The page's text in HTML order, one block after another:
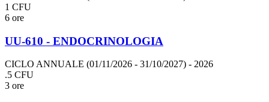
1 CFU
6 ore
UU-610 - ENDOCRINOLOGIA
CICLO ANNUALE (01/11/2026 - 31/10/2027) - 2026
.5 CFU
3 ore